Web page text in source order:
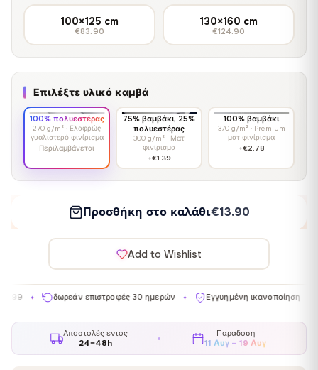
100×125 cm
€83.90
130×160 cm
€124.90
Επιλέξτε υλικό καμβά
100% πολυεστέρας
270 g/m² · Ελαφρώς
γυαλιστερό φινίρισμα
Περιλαμβάνεται
75% βαμβάκι, 25%
πολυεστέρας
300 g/m² · Ματ
φινίρισμα
+€1.39
100% βαμβάκι
370 g/m² · Premium
ματ φινίρισμα
+€2.78
Προσθήκη στο καλάθι€13.90
Add to Wishlist
δωρεάν επιστροφές 30 ημερών ✦ Εγγυημένη ικανοποίηση ✦
Αποστολές εντός
24–48h
Παράδοση
11 Αυγ – 19 Αυγ